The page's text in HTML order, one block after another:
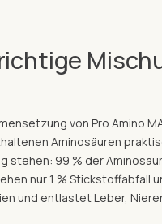
von Pro Amino
Aminosäuren
stehen: 99 % der
nur 1 % Stickstoffabfall
und entlastet Leber,